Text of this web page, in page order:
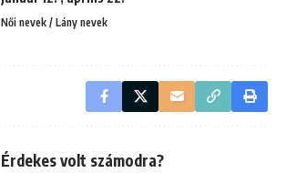
Női nevek / Lány nevek
Érdekes volt számodra?